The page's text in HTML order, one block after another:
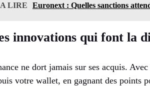
A LIRE Euronext : Quelles sanctions
innovations qui font la
ne dort jamais sur ses acquis.
votre wallet, en gagnant des points